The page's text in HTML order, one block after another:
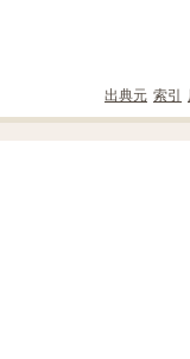
出典元 索引